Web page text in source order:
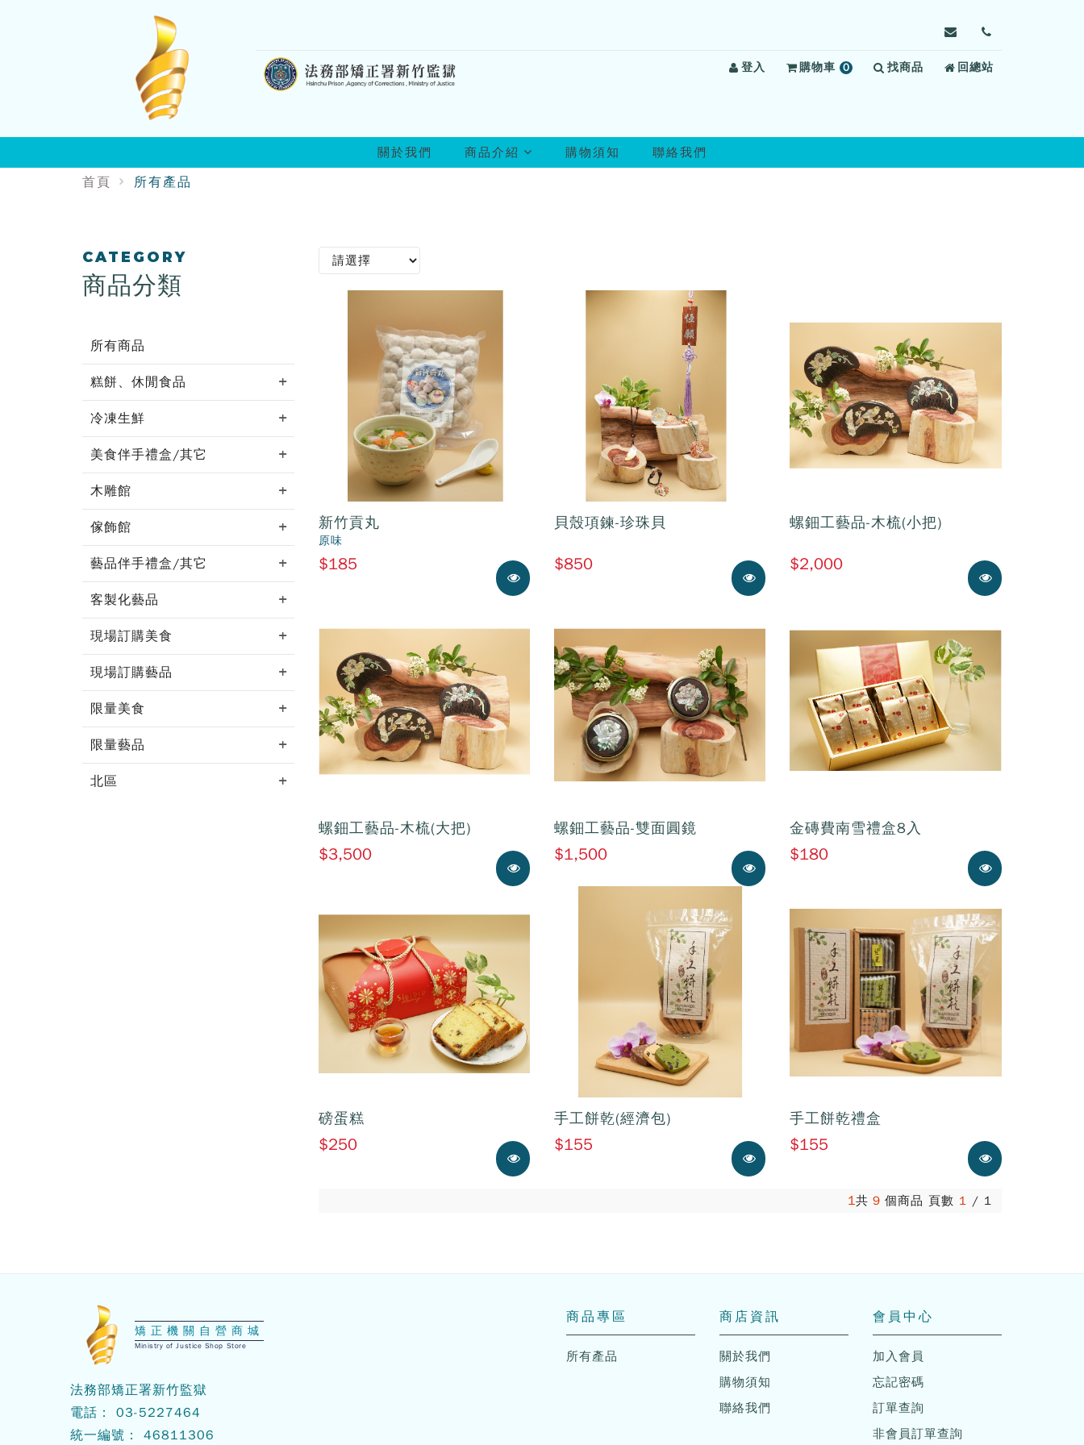
給
獄，
聯
登入 購物車 0項
找商品 回總站
關於我們 商品介紹 購物須知 聯絡我們
首頁 所有產品
:::
CATEGORY
商品分類
所有商品
糕餅、休閒食品
冷凍生鮮
美食伴手禮盒/其它
木雕館
傢飾館
藝品伴手禮盒/其它
客製化藝品
現場訂購美食
現場訂購藝品
限量美食
限量藝品
北區
新竹貢丸
原味
$185
展示中
貝殼項鍊-珍珠貝
$850
展示中
螺鈿工藝品-木梳(小把)
$2,000
展示中
螺鈿工藝品-木梳(大把)
$3,500
展示中
螺鈿工藝品-雙面圓鏡
$1,500
展示中
金磚費南雪禮盒8入
$180
展示中
磅蛋糕
$250
展示中
手工餅乾(經濟包)
$155
展示中
手工餅乾禮盒
$155
展示中
1共 9 個商品 頁數 1 / 1
矯正機關自營商城
Ministry of Justice Shop Store
法務部矯正署新竹監獄
電話： 03-5227464
統一編號： 46811306
商品專區
所有產品
商店資訊
關於我們
購物須知
聯絡我們
會員中心
加入會員
忘記密碼
訂單查詢
非會員訂單查詢